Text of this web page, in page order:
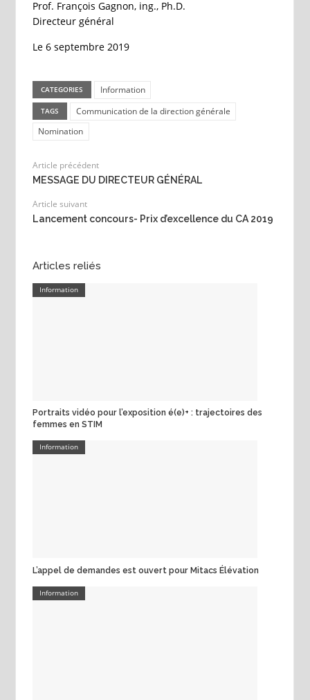
Prof. François Gagnon, ing., Ph.D.
Directeur général
Le 6 septembre 2019
CATEGORIES Information
TAGS
Communication de la direction générale
Nomination
Article précédent
MESSAGE DU DIRECTEUR GÉNÉRAL
Article suivant
Lancement concours- Prix d’excellence du CA 2019
Articles reliés
Information
Portraits vidéo pour l’exposition é(e)+ : trajectoires des
femmes en STIM
Information
L’appel de demandes est ouvert pour Mitacs Élévation
Information